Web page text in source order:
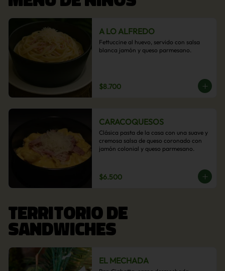
A LO ALFREDO
Fettuccine al huevo, servido con salsa
blanca jamón y queso parmesano.
$8.700
CARACOQUESOS
Clásica pasta de la casa con una suave y
cremosa salsa de queso coronado con
jamón colonial y queso parmesano.
$6.500
TERRITORIO DE
SANDWICHES
EL MECHADA